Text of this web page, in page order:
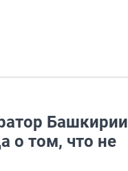
Башкирии
о том, что не